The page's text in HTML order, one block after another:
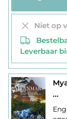
Niet op
Leverbaar
...